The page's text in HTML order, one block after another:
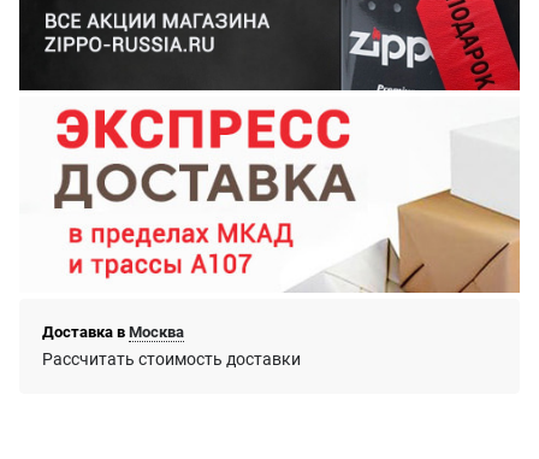
Доставка в Москва
Рассчитать стоимость доставки